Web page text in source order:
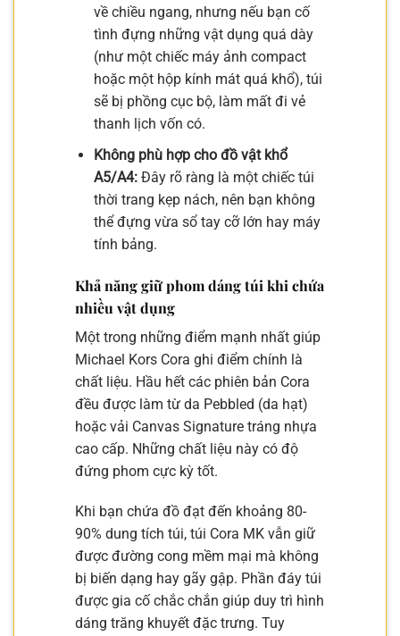
về chiều ngang, nhưng nếu bạn cố
tình đựng những vật dụng quá dày
(như một chiếc máy ảnh compact
hoặc một hộp kính mát quá khổ), túi
sẽ bị phồng cục bộ, làm mất đi vẻ
thanh lịch vốn có.
Không phù hợp cho đồ vật khổ
A5/A4:Đây rõ ràng là một chiếc túi
thời trang kẹp nách, nên bạn không
thể đựng vừa sổ tay cỡ lớn hay máy
tính bảng.
Khả năng giữ phom dáng túi khi chứa
nhiều vật dụng
Một trong những điểm mạnh nhất giúp
Michael Kors Cora ghi điểm chính là
chất liệu. Hầu hết các phiên bản Cora
đều được làm từ da Pebbled (da hạt)
hoặc vải Canvas Signature tráng nhựa
cao cấp. Những chất liệu này có độ
đứng phom cực kỳ tốt.
Khi bạn chứa đồ đạt đến khoảng 80-
90% dung tích túi, túi Cora MK vẫn giữ
được đường cong mềm mại mà không
bị biến dạng hay gãy gập. Phần đáy túi
được gia cố chắc chắn giúp duy trì hình
dáng trăng khuyết đặc trưng. Tuy